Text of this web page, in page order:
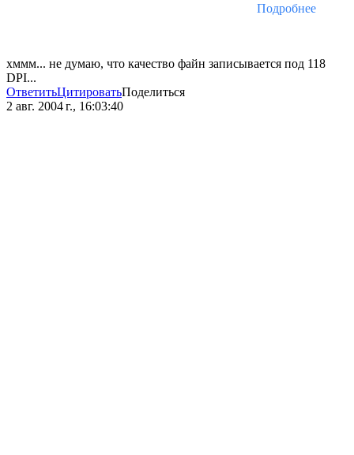
Подробнее
хммм... не думаю, что качество файн записывается под 118
DPI...
ОтветитьЦитироватьПоделиться
2 авг. 2004 г., 16:03:40